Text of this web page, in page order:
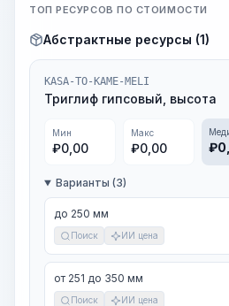
ТОП РЕСУРСОВ ПО СТОИМОСТИ
Абстрактные ресурсы (1)
KASA-TO-KAME-MELI
Триглиф гипсовый, высота
Мин
₽0,00
Макс
₽0,00 ₽
Варианты (3)
до 250 мм
Поиск ИИ цена
от 251 до 350 мм
Поиск ИИ цена